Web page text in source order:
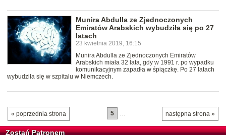
Munira Abdulla ze Zjednoczonych
Emiratów Arabskich wybudziła się po 27
latach
23 kwietnia 2019, 16:15
Munira Abdulla ze Zjednoczonych Emiratów
Arabskich miała 32 lata, gdy w 1991 r. po wypadku
komunikacyjnym zapadła w śpiączkę. Po 27 latach
wybudziła się w szpitalu w Niemczech.
« poprzednia strona następna strona »
5 …
Zostań Patronem